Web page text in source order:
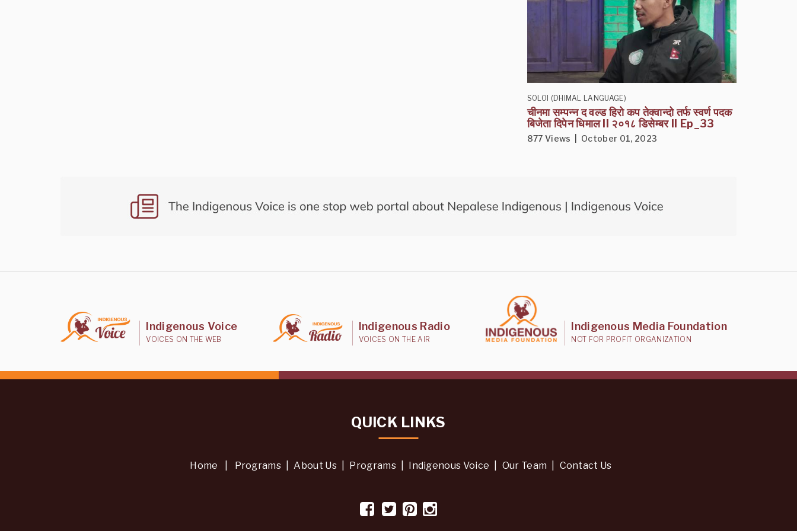
SOLOI (DHIMAL LANGUAGE)
चीनमा सम्पन्न द वल्ड हिरो कप तेक्वान्दो तर्फ स्वर्ण पदक
बिजेता दिपेन धिमाल II २०१८ डिसेम्बर II Ep_33
877 Views | October 01, 2023
Indigenous Voice
VOICES ON THE WEB
Indigenous Radio
VOICES ON THE AIR
Indigenous Media Foundation
NOT FOR PROFIT ORGANIZATION
QUICK LINKS
Home Programs About Us Programs Indigenous Voice Our Team Contact Us